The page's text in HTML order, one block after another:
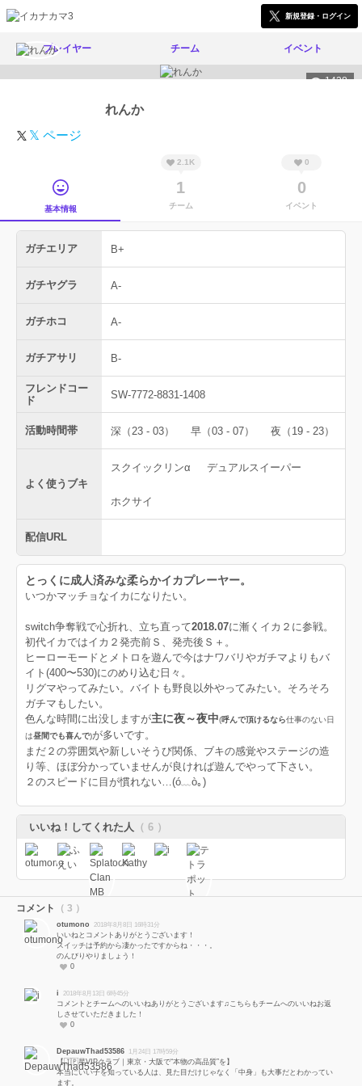
新規登録・ログイン
プレイヤー チーム イベント
1438
れんか
𝕏 ページ
基本情報
2.1K
1
チーム
0
0
イベント
ガチエリア B+
ガチヤグラ A-
ガチホコ A-
ガチアサリ B-
フレンドコー
ド
SW-7772-8831-1408
活動時間帯 深（23 - 03） 早（03 - 07） 夜（19 - 23）
よく使うブキ
スクイックリンα デュアルスイーパー
ホクサイ
配信URL
とっくに成人済みな柔らかイカプレーヤー。
いつかマッチョなイカになりたい。
switch争奪戦で心折れ、立ち直って2018.07に漸くイカ２に参戦。
初代イカではイカ２発売前Ｓ、発売後Ｓ＋。
ヒーローモードとメトロを遊んで今はナワバリやガチマよりもバ
イト(400〜530)にのめり込む日々。
リグマやってみたい。バイトも野良以外やってみたい。そろそろ
ガチマもしたい。
色んな時間に出没しますが主に夜～夜中(呼んで頂けるなら仕事のない日
は昼間でも喜んで)が多いです。
まだ２の雰囲気や新しいそうび関係、ブキの感覚やステージの造
り等、ほぼ分かっていませんが良ければ遊んでやって下さい。
２のスピードに目が慣れない…(ó﹏ò｡)
いいね！してくれた人 （ 6 ）
コメント （ 3 ）
otumono 2018年8月8日 16時31分
いいねとコメントありがとうございます！
スイッチは予約から凄かったですからね・・・。
のんびりやりましょう！
0
i 2018年8月13日 6時45分
コメントとチームへのいいねありがとうございます♫こちらもチームへのいいねお返
しさせていただきました！
0
DepauwThad53586 1月24日 17時59分
【🇯🇵星VIPクラブ｜東京・大阪で“本物の高品質”を】
本当にいい子を知っている人は、見た目だけじゃなく「中身」も大事だとわかってい
ます。